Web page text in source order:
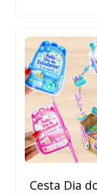
Cesta Dia